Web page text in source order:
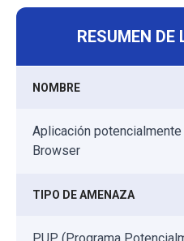
RESUMEN
NOMBRE
Aplicación
Browser
TIPO DE AMENAZA